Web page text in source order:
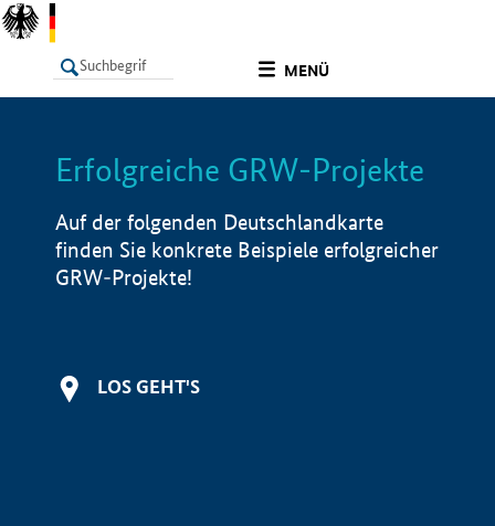
MENÜ
LISTE Info
Erfolgreiche GRW-Projekte
Auf der folgenden Deutschlandkarte
finden Sie konkrete Beispiele erfolgreicher
GRW-Projekte!
LOS GEHT'S